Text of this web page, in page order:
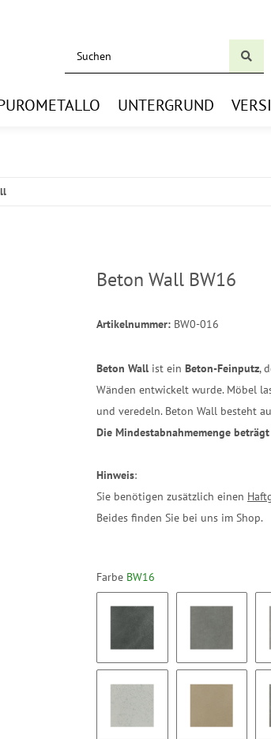
UNTERGRUND
Beton Wall BW16
Artikelnummer: BW0-016
Beton Wall ist ein Beton-Feinputz,
Wänden entwickelt wurde. Möbel
und veredeln. Beton Wall besteht
Die Mindestabnahmemenge
Hinweis:
Sie benötigen zusätzlich einen
Beides finden Sie bei uns im Shop.
Farbe BW16
BW01 BW02